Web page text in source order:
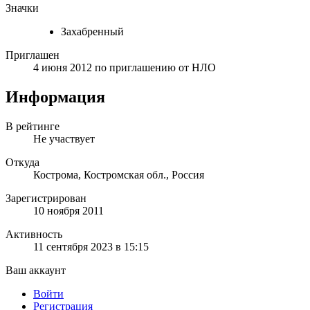
Значки
Захабренный
Приглашен
4 июня 2012 по приглашению от НЛО
Информация
В рейтинге
Не участвует
Откуда
Кострома, Костромская обл., Россия
Зарегистрирован
10 ноября 2011
Активность
11 сентября 2023 в 15:15
Ваш аккаунт
Войти
Регистрация